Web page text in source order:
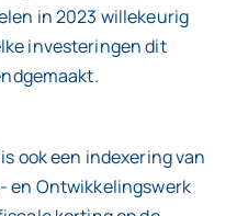
in 2023 willekeurig
investeringen dit
ook een indexering van
en Ontwikkelingswerk